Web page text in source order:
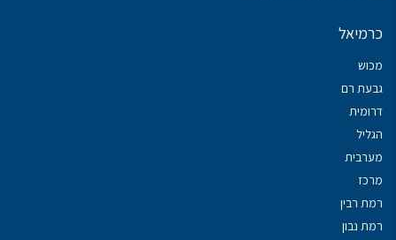
כרמיאל
מכוש
גבעת רם
דרומית
הגליל
מערבית
מרכז
רמת רבין
רמת נבון